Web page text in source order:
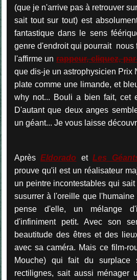
(que je n'arrive pas à retrouver
sait tout sur tout) est
fantastique dans le sens
genre d'endroit qui pourrait nous
l'affirme unrappeur, cliquez,
que dis-je un astrophysicien Prix
plate comme une limande, et
why not... Bouli a bien fait, cet
D'autant que deux anges
un géant... Je vous laisse
AprèsEldorado etLes
prouve qu'il est un réalisateur
un peintre incontestables qui
susurrer à l'oreille que
pense d'elle, un mélange
d'infiniment petit. Avec son
beautitude des êtres et des
avec sa caméra. Mais ce film-
Mouche) qui fait du surplace
rectilignes, sait aussi ménager